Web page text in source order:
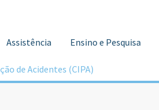
Assistência Ensino e Pesquisa
de Acidentes (CIPA)